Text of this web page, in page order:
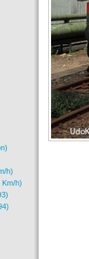
h)
Km/h)